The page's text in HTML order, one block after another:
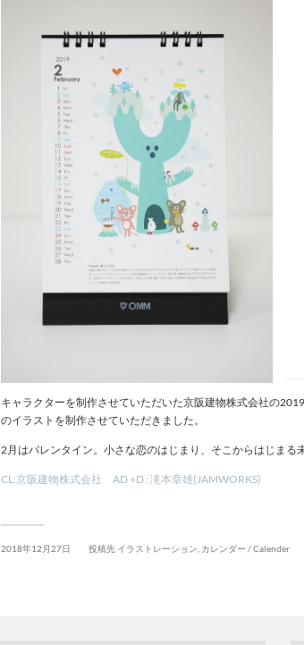
キャラクターを制作させていただいた京阪建物株式会社の
のイラストを制作させていただきました。
2月はバレンタイン。小さな恋のはじまり、そこからはじまる
CL:京阪建物株式会社 AD +D : 滝本章雄(JAMWORKS)
2018年12月27日 投稿先 イラストレーション カレンダー / Calender